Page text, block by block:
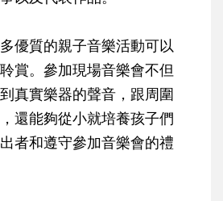
優質的親子音樂活動可以
賞。參加現場音樂會不但
真實樂器的聲音，跟周圍
還能夠從小就培養孩子們
者和遵守參加音樂會的禮